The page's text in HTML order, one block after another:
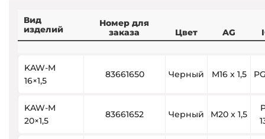
Вид
изделий
Номер для
заказа
Цвет AG
KAW-M
16×1,5
83661650 Черный M16 x 1,5
KAW-M
20×1,5
83661652 Черный M20 x 1,5